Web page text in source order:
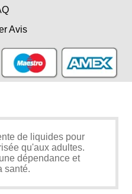
Avis
de liquides pour
qu'aux adultes.
dépendance et
santé.